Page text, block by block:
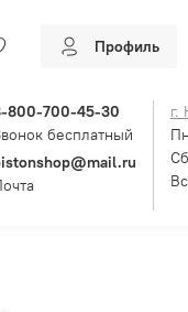
Профиль
800-700-45-30
бесплатный
г.